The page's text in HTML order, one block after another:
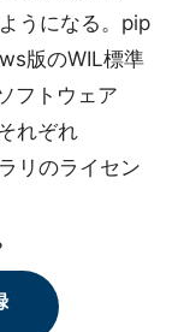
うになる。pip
版のWIL標準
フトウェア
れぞれ
リのライセン